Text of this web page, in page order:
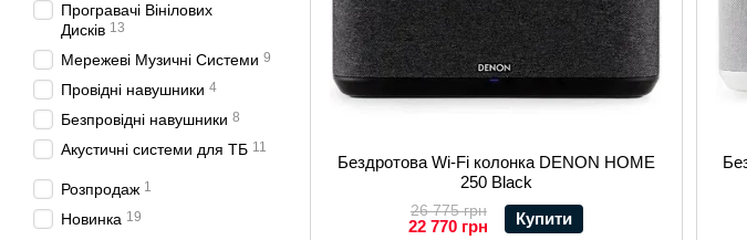
Бездротова Wi-Fi колонка DENON HOME
250 Black
26 775 грн
22 770 грн Купити
Програвачі Вінілових
Дисків 13
Мережеві Музичні Системи 9
Провідні навушники 4
Безпровідні навушники 8
Акустичні системи для ТБ 11
Розпродаж 1
Новинка 19